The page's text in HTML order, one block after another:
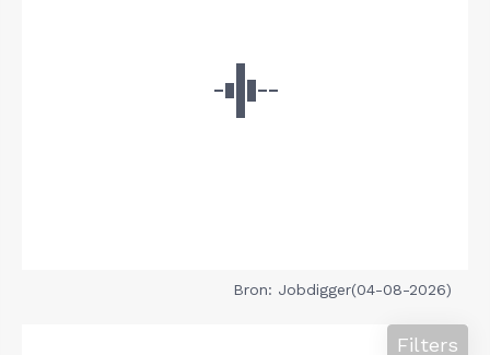
Bron: Jobdigger(04-08-2026)
Filters